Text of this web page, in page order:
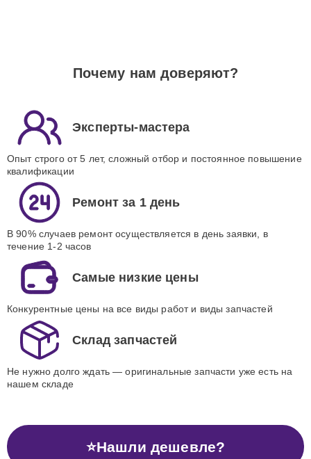
Почему нам доверяют?
Эксперты-мастера
Опыт строго от 5 лет, сложный отбор и постоянное повышение
квалификации
Ремонт за 1 день
В 90% случаев ремонт осуществляется в день заявки, в
течение 1-2 часов
Самые низкие цены
Конкурентные цены на все виды работ и виды запчастей
Склад запчастей
Не нужно долго ждать — оригинальные запчасти уже есть на
нашем складе
⭐Нашли дешевле?